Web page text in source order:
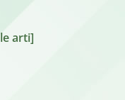
arti]